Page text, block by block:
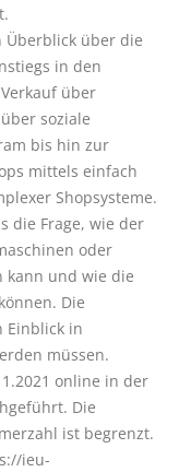
Überblick über die
in den
über
soziale
bis hin zur
mittels einfach
Shopsysteme.
die Frage, wie der
oder
kann und wie die
Die
Einblick in
müssen.
online in der
Die
ist begrenzt.
ieu-